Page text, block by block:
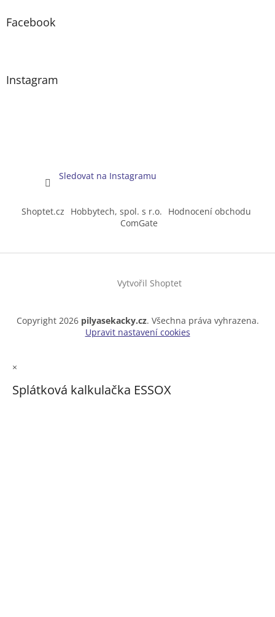
Facebook
Instagram
Sledovat na Instagramu
Shoptet.cz Hobbytech, spol. s r.o.
Hodnocení obchodu
ComGate
Vytvořil Shoptet
Copyright 2026 pilyasekacky.cz. Všechna práva vyhrazena.
Upravit nastavení cookies
×
Splátková kalkulačka ESSOX